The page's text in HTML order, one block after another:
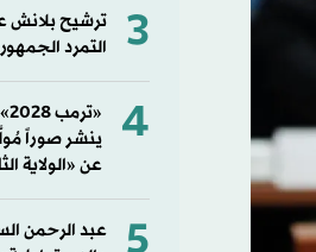
3
ترشيح بلانش
التمرد
4
ينشر صوراً
عن «الولاية
عبد الرحمن